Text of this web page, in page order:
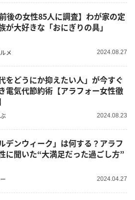
前後の女性85人に調査】わが家の定
が大好きな「おにぎりの具」
メ 2024.08.27
をどうにか抑えたい人」が今すぐ
電気代節約術【アラフォー女性徹
2024.08.23
デンウィーク」は何する？アラフ
に聞いた“大満足だった過ごし方”
2024.04.27